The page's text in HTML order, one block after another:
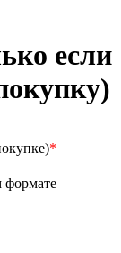
если
*
формате